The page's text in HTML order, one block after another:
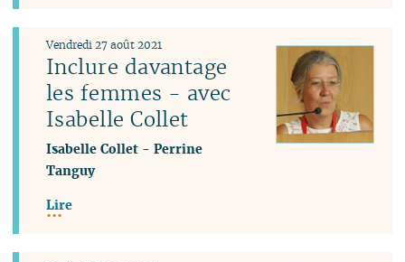
Inclure davantage
les femmes - avec
Isabelle Collet
Vendredi 27 août 2021
Isabelle Collet -Perrine
Tanguy
Lire